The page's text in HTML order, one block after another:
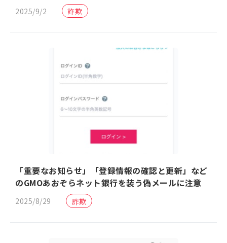
2025/9/2 詐欺
「重要なお知らせ」「登録情報の確認と更新」など
のGMOあおぞらネット銀行を装う偽メールに注意
2025/8/29 詐欺